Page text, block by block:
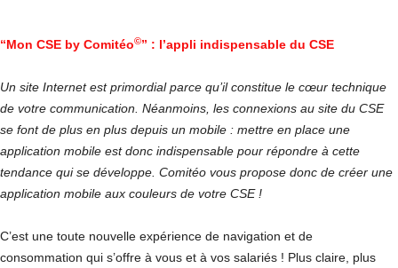
“Mon CSE by Comitéo©” : l’appli indispensable du CSE
Un site Internet est primordial parce qu’il constitue le cœur technique
de votre communication. Néanmoins, les connexions au site du CSE
se font de plus en plus depuis un mobile : mettre en place une
application mobile est donc indispensable pour répondre à cette
tendance qui se développe. Comitéo vous propose donc de créer une
application mobile aux couleurs de votre CSE !
C’est une toute nouvelle expérience de navigation et de
consommation qui s’offre à vous et à vos salariés ! Plus claire, plus